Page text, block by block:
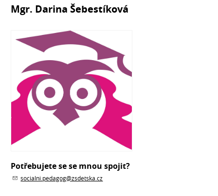
Mgr. Darina Šebestíková
Potřebujete se se mnou spojit?
socialni.pedagog@zsdetska.cz